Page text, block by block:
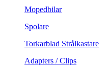
Mopedbilar
Spolare
Torkarblad Strålkastare
Adapters / Clips